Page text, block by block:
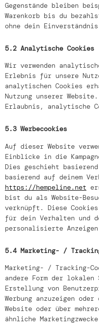
Gegenstände bleiben
Warenkorb bis du
ohne dein
5.2 Analytische Cookies
Wir verwenden
Erlebnis für unsere
analytischen Cookies
Nutzung unserer
Erlaubnis, analytische
5.3 Werbecookies
Auf dieser Website
Einblicke in die
Dies geschieht
basierend auf deinem
https://hempeline.net
bist du als Website-
verknüpft. Diese
für dein Verhalten und
personalisierte
5.4 Marketing- /
Marketing- / Tracking-
andere Form der
Erstellung von
Werbung anzuzeigen
Website oder über
ähnliche